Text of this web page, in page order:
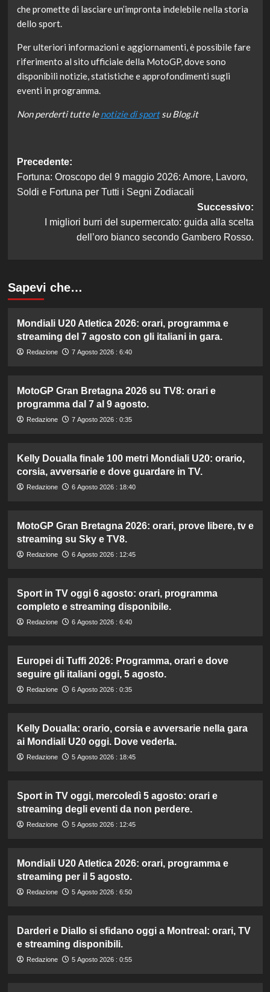
che promette di lasciare un’impronta indelebile nella storia
dello sport.
Per ulteriori informazioni e aggiornamenti, è possibile fare
riferimento al sito ufficiale della MotoGP, dove sono
disponibili notizie, statistiche e approfondimenti sugli
eventi in programma.
Non perderti tutte lenotizie di sportsu Blog.it
Navigazione
articolo
Precedente:
Fortuna: Oroscopo del 9 maggio 2026: Amore, Lavoro,
Soldi e Fortuna per Tutti i Segni Zodiacali
Successivo:
I migliori burri del supermercato: guida alla scelta
dell’oro bianco secondo Gambero Rosso.
Sapevi che…
Mondiali U20 Atletica 2026: orari, programma e
streaming del 7 agosto con gli italiani in gara.
Redazione 7 Agosto 2026 : 6:40
MotoGP Gran Bretagna 2026 su TV8: orari e
programma dal 7 al 9 agosto.
Redazione 7 Agosto 2026 : 0:35
Kelly Doualla finale 100 metri Mondiali U20: orario,
corsia, avversarie e dove guardare in TV.
Redazione 6 Agosto 2026 : 18:40
MotoGP Gran Bretagna 2026: orari, prove libere, tv e
streaming su Sky e TV8.
Redazione 6 Agosto 2026 : 12:45
Sport in TV oggi 6 agosto: orari, programma
completo e streaming disponibile.
Redazione 6 Agosto 2026 : 6:40
Europei di Tuffi 2026: Programma, orari e dove
seguire gli italiani oggi, 5 agosto.
Redazione 6 Agosto 2026 : 0:35
Kelly Doualla: orario, corsia e avversarie nella gara
ai Mondiali U20 oggi. Dove vederla.
Redazione 5 Agosto 2026 : 18:45
Sport in TV oggi, mercoledì 5 agosto: orari e
streaming degli eventi da non perdere.
Redazione 5 Agosto 2026 : 12:45
Mondiali U20 Atletica 2026: orari, programma e
streaming per il 5 agosto.
Redazione 5 Agosto 2026 : 6:50
Darderi e Diallo si sfidano oggi a Montreal: orari, TV
e streaming disponibili.
Redazione 5 Agosto 2026 : 0:55